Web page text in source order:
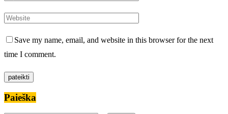
Save my name, email, and website in this browser for the next
time I comment.
Paieška